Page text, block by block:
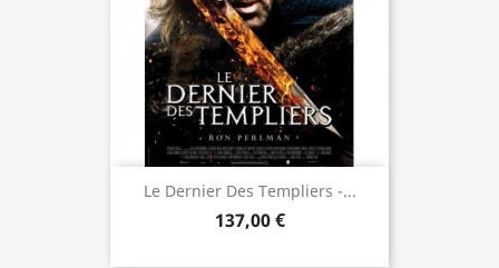
Le Dernier Des Templiers -...
137,00 €